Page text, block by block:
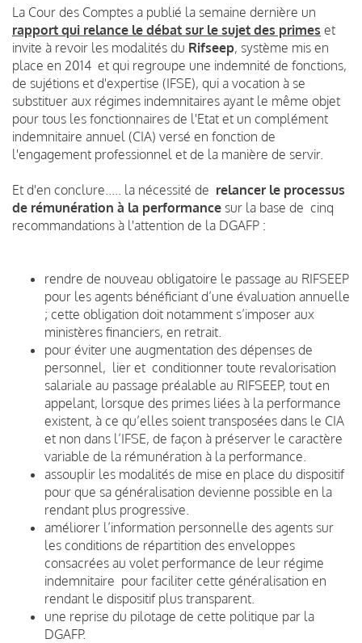
La Cour des Comptes a publié la semaine dernière un
rapport qui relance le débat sur le sujet des primes et
invite à revoir les modalités du Rifseep, système mis en
place en 2014 et qui regroupe une indemnité de fonctions,
de sujétions et d'expertise (IFSE), qui a vocation à se
substituer aux régimes indemnitaires ayant le même objet
pour tous les fonctionnaires de l'Etat et un complément
indemnitaire annuel (CIA) versé en fonction de
l'engagement professionnel et de la manière de servir.
Et d'en conclure..... la nécessité de relancer le processus
de rémunération à la performance sur la base de cinq
recommandations à l'attention de la DGAFP :
rendre de nouveau obligatoire le passage au RIFSEEP
pour les agents bénéficiant d’une évaluation annuelle
; cette obligation doit notamment s’imposer aux
ministères financiers, en retrait.
pour éviter une augmentation des dépenses de
personnel, lier et conditionner toute revalorisation
salariale au passage préalable au RIFSEEP, tout en
appelant, lorsque des primes liées à la performance
existent, à ce qu’elles soient transposées dans le CIA
et non dans l’IFSE, de façon à préserver le caractère
variable de la rémunération à la performance.
assouplir les modalités de mise en place du dispositif
pour que sa généralisation devienne possible en la
rendant plus progressive.
améliorer l’information personnelle des agents sur
les conditions de répartition des enveloppes
consacrées au volet performance de leur régime
indemnitaire pour faciliter cette généralisation en
rendant le dispositif plus transparent.
une reprise du pilotage de cette politique par la
DGAFP.